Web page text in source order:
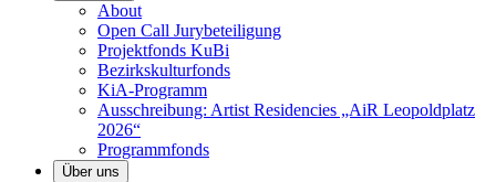
About
Open Call Jurybeteiligung
Projektfonds KuBi
Bezirkskulturfonds
KiA-Programm
Ausschreibung: Artist Residencies „AiR Leopoldplatz
2026“
Programmfonds
Über uns